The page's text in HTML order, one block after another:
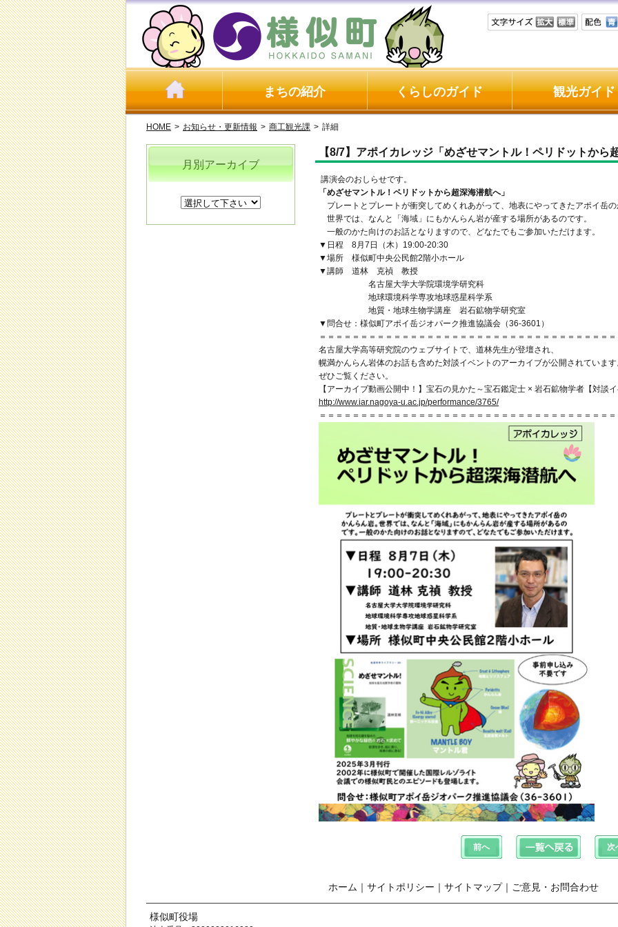
まちの紹介 くらしのガイド 観光ガイド
HOME > お知らせ・更新情報 > 商工観光課 > 詳細
【8/7】アポイカレッジ「めざせマントル！ペリドットから
講演会のおしらせです。
「めざせマントル！ペリドットから超深海潜航へ」
プレートとプレートが衝突してめくれあがって、地表にやってきたアポイ岳の
世界では、なんと「海域」にもかんらん岩が産する場所があるのです。
一般のかた向けのお話となりますので、どなたでもご参加いただけます。
▼日程 8月7日（木）19:00-20:30
▼場所 様似町中央公民館2階小ホール
▼講師 道林 克禎 教授
名古屋大学大学院環境学研究科
地球環境科学専攻地球惑星科学系
地質・地球生物学講座 岩石鉱物学研究室
▼問合せ：様似町アポイ岳ジオパーク推進協議会（36-3601）
＝＝＝＝＝＝＝＝＝＝＝＝＝＝＝＝＝＝＝＝＝＝＝＝＝＝＝＝＝＝＝＝＝＝＝＝
名古屋大学高等研究院のウェブサイトで、道林先生が登壇され、
幌満かんらん岩体のお話も含めた対談イベントのアーカイブが公開されています
ぜひご覧ください。
【アーカイブ動画公開中！】宝石の見かた～宝石鑑定士 × 岩石鉱物学者【対談イ
http://www.iar.nagoya-u.ac.jp/performance/3765/
＝＝＝＝＝＝＝＝＝＝＝＝＝＝＝＝＝＝＝＝＝＝＝＝＝＝＝＝＝＝＝＝＝＝＝＝
月別アーカイブ
ホーム ｜ サイトポリシー ｜ サイトマップ｜ ご意見・お問合わせ
様似町役場